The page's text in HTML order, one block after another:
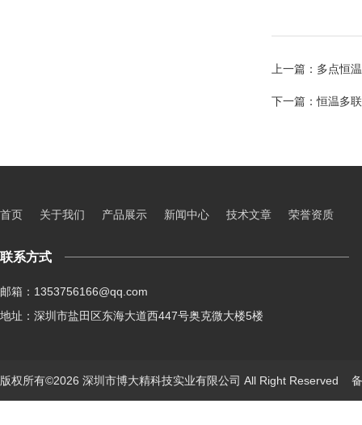
上一篇： 多点恒
下一篇：恒温多
首页 关于我们 产品展示 新闻中心 技术文章 荣誉资质
联系方式
邮箱：1353756166@qq.com
地址：深圳市盐田区东海大道西447号奥克微大楼5楼
版权所有©2026 深圳市博大精科技实业有限公司 All Right Reserved